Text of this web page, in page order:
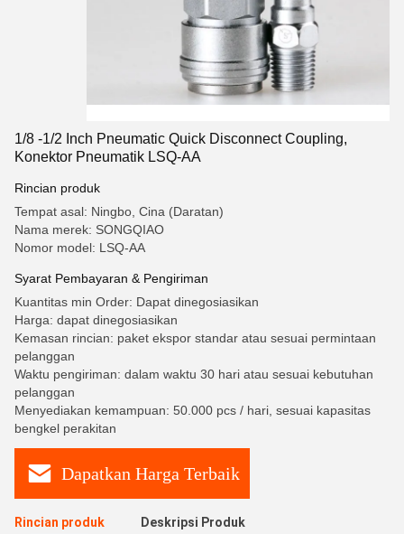
1/8 -1/2 Inch Pneumatic Quick Disconnect Coupling,
Konektor Pneumatik LSQ-AA
Rincian produk
Tempat asal: Ningbo, Cina (Daratan)
Nama merek: SONGQIAO
Nomor model: LSQ-AA
Syarat Pembayaran & Pengiriman
Kuantitas min Order: Dapat dinegosiasikan
Harga: dapat dinegosiasikan
Kemasan rincian: paket ekspor standar atau sesuai permintaan
pelanggan
Waktu pengiriman: dalam waktu 30 hari atau sesuai kebutuhan
pelanggan
Menyediakan kemampuan: 50.000 pcs / hari, sesuai kapasitas
bengkel perakitan
Dapatkan Harga Terbaik
Rincian produk Deskripsi Produk